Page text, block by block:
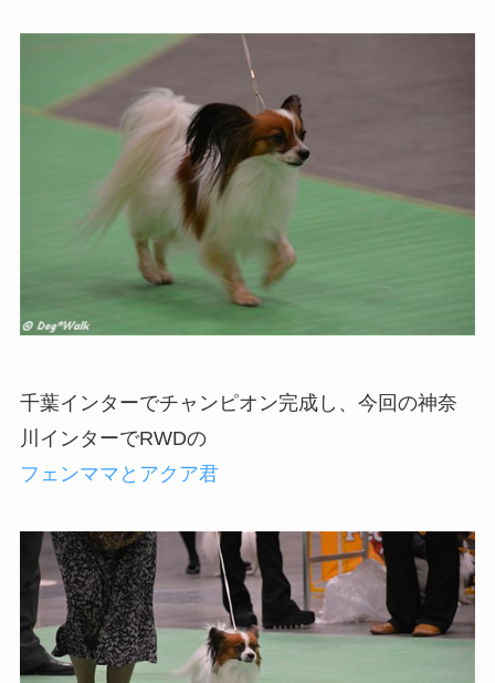
千葉インターでチャンピオン完成し、今回の神奈
川インターでRWDの
フェンママとアクア君